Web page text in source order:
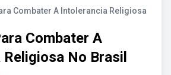
Combater A Intolerancia Religiosa
Combater A
No Brasil